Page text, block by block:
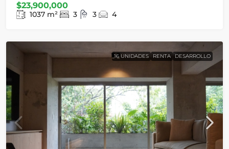
$23,900,000
1037 m² 3 3 4
16 UNIDADES RENTA DESARROLLO